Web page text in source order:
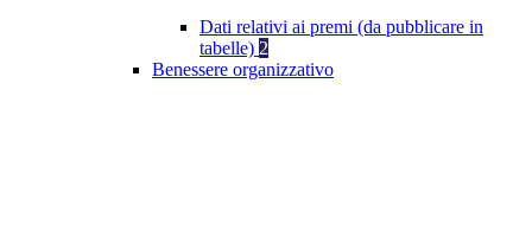
Dati relativi ai premi (da pubblicare in
tabelle) 2
Benessere organizzativo